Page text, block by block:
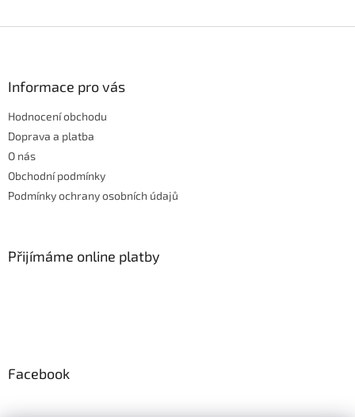
Informace pro vás
Hodnocení obchodu
Doprava a platba
O nás
Obchodní podmínky
Podmínky ochrany osobních údajů
Přijímáme online platby
Facebook